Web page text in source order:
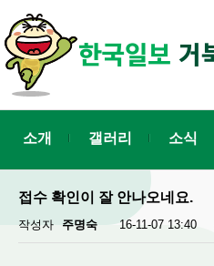
소개 갤러리 소식
접수 확인이 잘 안나오네요.
작성자 주명숙 16-11-07 13:40